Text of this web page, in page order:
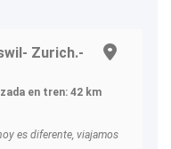
Zurich.-
en tren: 42 km
es diferente, viajamos